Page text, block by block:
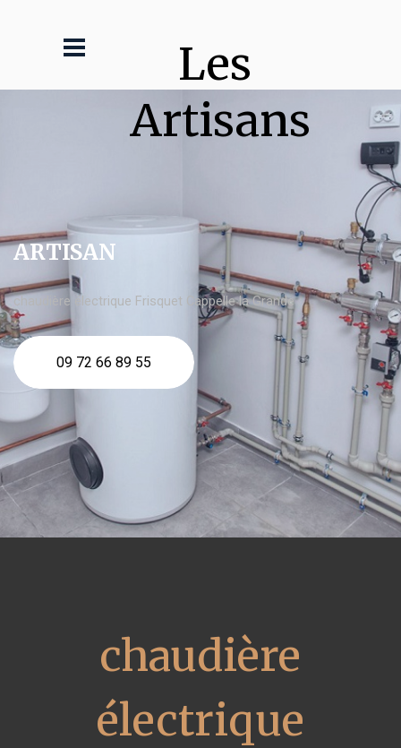
Les
Artisans
ARTISAN
chaudière électrique Frisquet Cappelle la Grande
09 72 66 89 55
chaudière
électrique